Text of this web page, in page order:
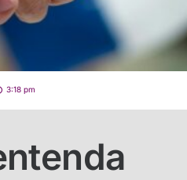
3:18 pm